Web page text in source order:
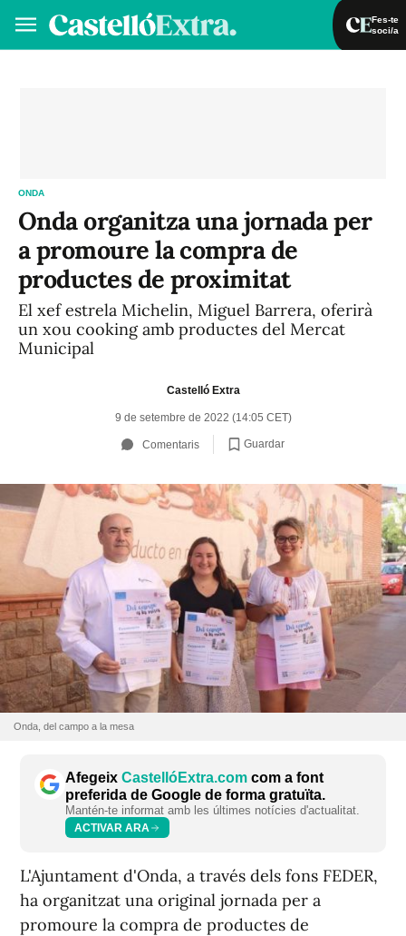
Fes-te
soci/a
ONDA
Onda organitza una jornada per
a promoure la compra de
productes de proximitat
El xef estrela Michelin, Miguel Barrera, oferirà
un xou cooking amb productes del Mercat
Municipal
Castelló Extra
9 de setembre de 2022 (14:05 CET)
Comentaris Guardar
Onda, del campo a la mesa
Afegeix CastellóExtra.com com a font
preferida de Google de forma gratuïta.
Mantén-te informat amb les últimes notícies d'actualitat.
ACTIVAR ARA
L'Ajuntament d'Onda, a través dels fons FEDER,
ha organitzat una original jornada per a
promoure la compra de productes de